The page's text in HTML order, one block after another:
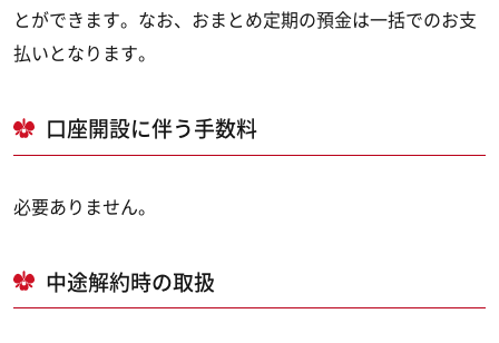
とができます。なお、おまとめ定期の預金は一括でのお支
払いとなります。
口座開設に伴う手数料
必要ありません。
中途解約時の取扱